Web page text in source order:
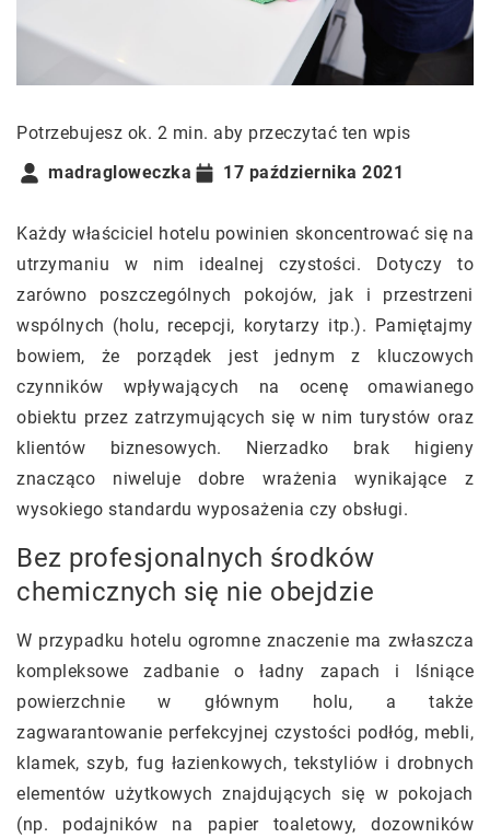
Potrzebujesz ok. 2 min. aby przeczytać ten wpis
madragloweczka
17 października 2021
Każdy właściciel hotelu powinien skoncentrować się na
utrzymaniu w nim idealnej czystości. Dotyczy to
zarówno poszczególnych pokojów, jak i przestrzeni
wspólnych (holu, recepcji, korytarzy itp.). Pamiętajmy
bowiem, że porządek jest jednym z kluczowych
czynników wpływających na ocenę omawianego
obiektu przez zatrzymujących się w nim turystów oraz
klientów biznesowych. Nierzadko brak higieny
znacząco niweluje dobre wrażenia wynikające z
wysokiego standardu wyposażenia czy obsługi.
Bez profesjonalnych środków
chemicznych się nie obejdzie
W przypadku hotelu ogromne znaczenie ma zwłaszcza
kompleksowe zadbanie o ładny zapach i lśniące
powierzchnie w głównym holu, a także
zagwarantowanie perfekcyjnej czystości podłóg, mebli,
klamek, szyb, fug łazienkowych, tekstyliów i drobnych
elementów użytkowych znajdujących się w pokojach
(np. podajników na papier toaletowy, dozowników